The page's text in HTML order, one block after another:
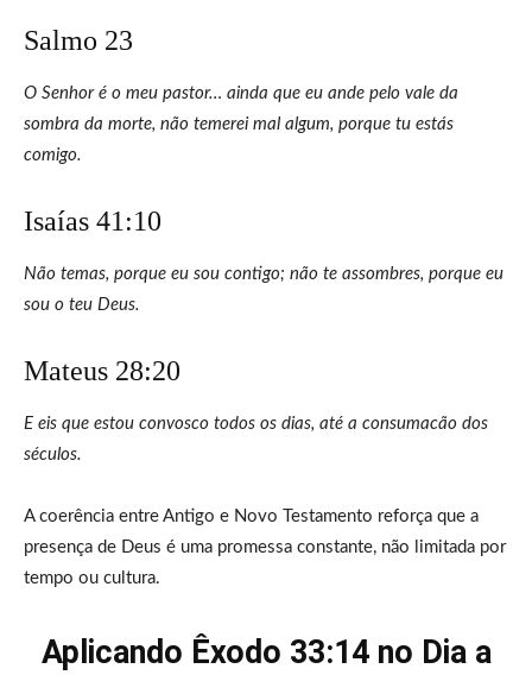
Salmo 23
O Senhor é o meu pastor… ainda que eu ande pelo vale da
sombra da morte, não temerei mal algum, porque tu estás
comigo.
Isaías 41:10
Não temas, porque eu sou contigo; não te assombres, porque eu
sou o teu Deus.
Mateus 28:20
E eis que estou convosco todos os dias, até a consumacão dos
séculos.
A coerência entre Antigo e Novo Testamento reforça que a
presença de Deus é uma promessa constante, não limitada por
tempo ou cultura.
Aplicando Êxodo 33:14 no Dia a